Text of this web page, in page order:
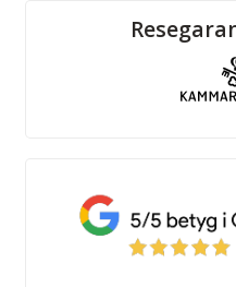
Sociala medier